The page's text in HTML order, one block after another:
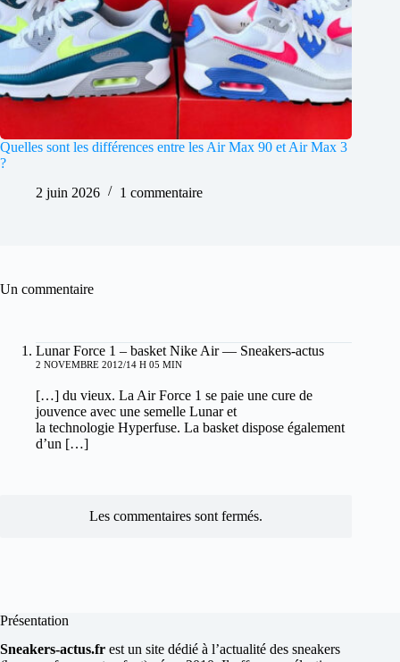
Quelles sont les différences entre les Air Max 90 et Air Max 3
?
2 juin 2026
1 commentaire
Un commentaire
Lunar Force 1 – basket Nike Air — Sneakers-actus
2 NOVEMBRE 2012/14 H 05 MIN
[…] du vieux. La Air Force 1 se paie une cure de
jouvence avec une semelle Lunar et
la technologie Hyperfuse. La basket dispose également
d’un […]
Les commentaires sont fermés.
Présentation
Sneakers-actus.fr est un site dédié à l’actualité des sneakers